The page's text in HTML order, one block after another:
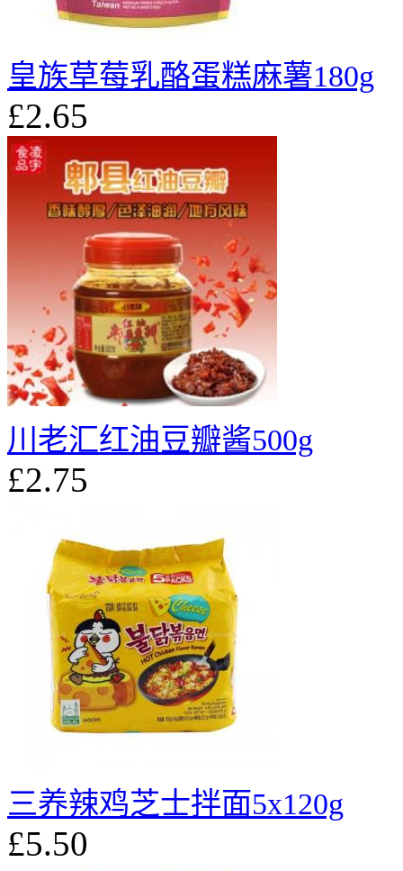
皇族草莓乳酪蛋糕麻薯180g
£2.65
川老汇红油豆瓣酱500g
£2.75
三养辣鸡芝士拌面5x120g
£5.50